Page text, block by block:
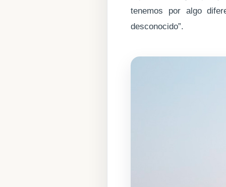
tenemos por algo
desconocido”.